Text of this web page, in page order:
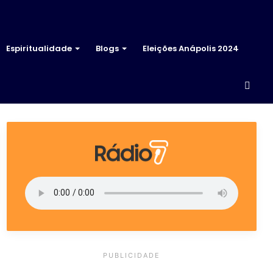
Espiritualidade Blogs Eleições Anápolis 2024
por
PUBLICIDADE